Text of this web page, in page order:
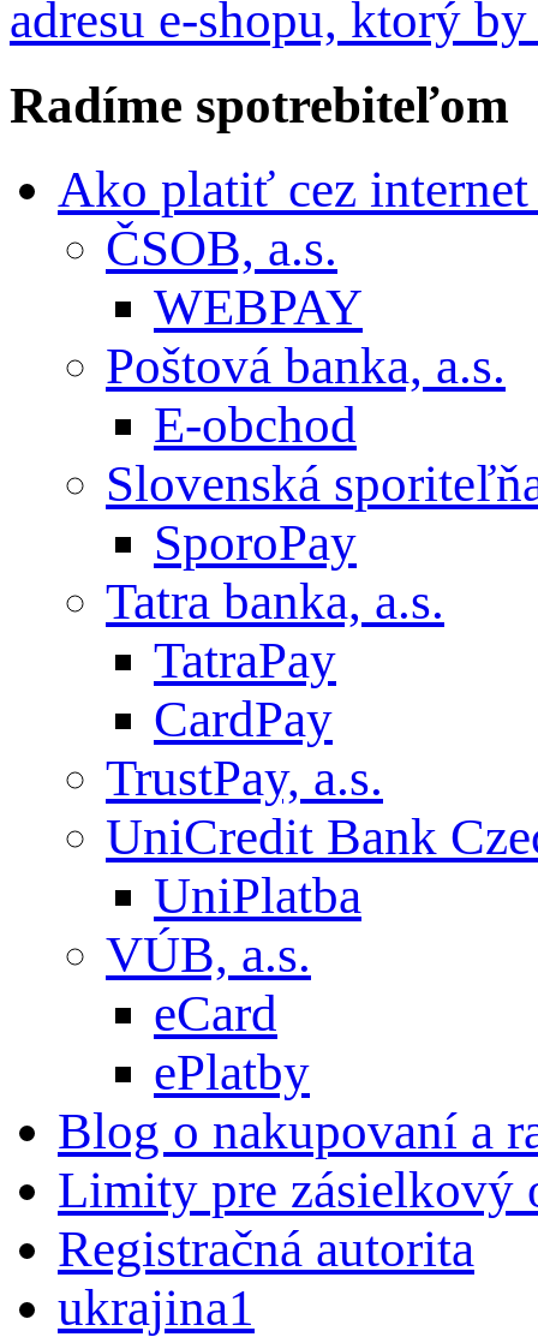
adresu e-shopu, ktorý
Radíme spotrebiteľom
Ako platiť cez internet
ČSOB, a.s.
WEBPAY
Poštová banka, a.s.
E-obchod
Slovenská
SporoPay
Tatra banka, a.s.
TatraPay
CardPay
TrustPay, a.s.
UniCredit Bank
UniPlatba
VÚB, a.s.
eCard
ePlatby
Blog o nakupovaní a
Limity pre zásielkový
Registračná autorita
ukrajina1